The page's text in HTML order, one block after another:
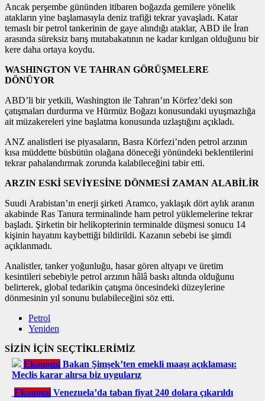
Ancak perşembe gününden itibaren boğazda gemilere yönelik
atakların yine başlamasıyla deniz trafiği tekrar yavaşladı. Katar
temaslı bir petrol tankerinin de gaye alındığı ataklar, ABD ile İran
arasında süreksiz barış mutabakatının ne kadar kırılgan olduğunu bir
kere daha ortaya koydu.
WASHINGTON VE TAHRAN GÖRÜŞMELERE
DÖNÜYOR
ABD’li bir yetkili, Washington ile Tahran’ın Körfez’deki son
çatışmaları durdurma ve Hürmüz Boğazı konusundaki uyuşmazlığa
ait müzakereleri yine başlatma konusunda uzlaştığını açıkladı.
ANZ analistleri ise piyasaların, Basra Körfezi’nden petrol arzının
kısa müddette büsbütün olağana döneceği yönündeki beklentilerini
tekrar pahalandırmak zorunda kalabileceğini tabir etti.
ARZIN ESKİ SEVİYESİNE DÖNMESİ ZAMAN ALABİLİR
Suudi Arabistan’ın enerji şirketi Aramco, yaklaşık dört aylık aranın
akabinde Ras Tanura terminalinde ham petrol yüklemelerine tekrar
başladı. Şirketin bir helikopterinin terminalde düşmesi sonucu 14
kişinin hayatını kaybettiği bildirildi. Kazanın sebebi ise şimdi
açıklanmadı.
Analistler, tanker yoğunluğu, hasar gören altyapı ve üretim
kesintileri sebebiyle petrol arzının hâlâ baskı altında olduğunu
belirterek, global tedarikin çatışma öncesindeki düzeylerine
dönmesinin yıl sonunu bulabileceğini söz etti.
Petrol
Yeniden
SİZİN İÇİN SEÇTİKLERİMİZ
Ekonomi Bakan Şimşek’ten emekli maaşı açıklaması:
Meclis karar alırsa biz uygularız
Ekonomi Venezuela’da taban fiyat 240 dolara çıkarıldı